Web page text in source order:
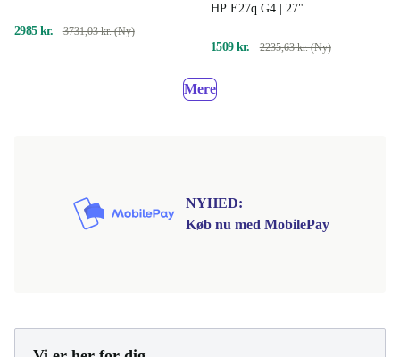
2985 kr. 3731,03 kr. (Ny)
HP E27q G4 | 27"
1509 kr. 2235,63 kr. (Ny)
Mere
NYHED:
Køb nu med MobilePay